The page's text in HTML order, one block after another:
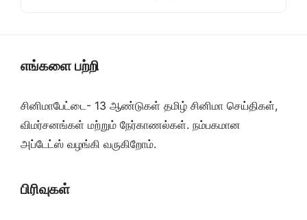
எங்களை பற்றி
சினிமாபேட்டை- 13 ஆண்டுகள் தமிழ் சினிமா செய்திகள்,
விமர்சனங்கள் மற்றும் நேர்காணல்கள். நம்பகமான
அப்டேட்ஸ் வழங்கி வருகிறோம்.
பிரிவுகள்